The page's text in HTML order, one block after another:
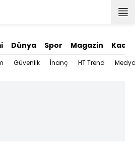
Dünya Spor Magazin Kadın
Güvenlik İnanç HT Trend